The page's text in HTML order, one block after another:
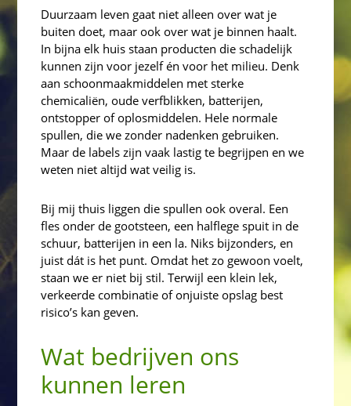
Duurzaam leven gaat niet alleen over wat je
buiten doet, maar ook over wat je binnen haalt.
In bijna elk huis staan producten die schadelijk
kunnen zijn voor jezelf én voor het milieu. Denk
aan schoonmaakmiddelen met sterke
chemicaliën, oude verfblikken, batterijen,
ontstopper of oplosmiddelen. Hele normale
spullen, die we zonder nadenken gebruiken.
Maar de labels zijn vaak lastig te begrijpen en we
weten niet altijd wat veilig is.
Bij mij thuis liggen die spullen ook overal. Een
fles onder de gootsteen, een halflege spuit in de
schuur, batterijen in een la. Niks bijzonders, en
juist dát is het punt. Omdat het zo gewoon voelt,
staan we er niet bij stil. Terwijl een klein lek,
verkeerde combinatie of onjuiste opslag best
risico’s kan geven.
Wat bedrijven ons
kunnen leren